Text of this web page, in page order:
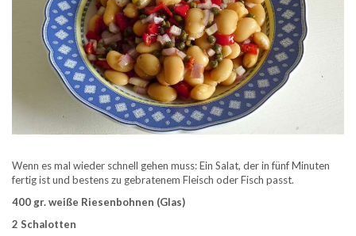
Wenn es mal wieder schnell gehen muss: Ein Salat, der in fünf Minuten
fertig ist und bestens zu gebratenem Fleisch oder Fisch passt.
400 gr. weiße Riesenbohnen (Glas)
2 Schalotten